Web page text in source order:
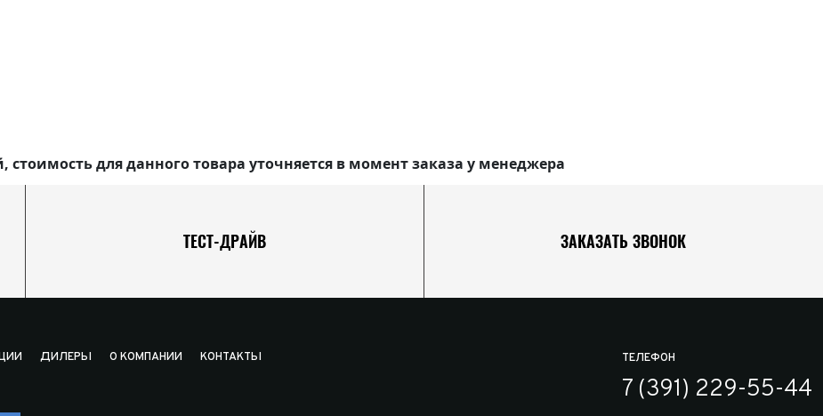
для данного товара уточняется в момент заказа у менеджера
ТЕСТ-ДРАЙВ ЗАКАЗАТЬ ЗВОНОК
ДИЛЕРЫ О КОМПАНИИ КОНТАКТЫ ТЕЛЕФОН
7 (391) 229-55-44